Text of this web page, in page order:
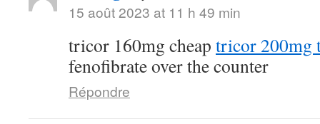
15 août 2023 at 11 h 49 min
tricor 160mg cheap tricor 200mg
fenofibrate over the counter
Répondre